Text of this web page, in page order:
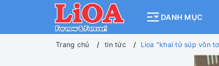
DANH MỤC
Trang chủ tin tức Lioa "khai tử súp vôn